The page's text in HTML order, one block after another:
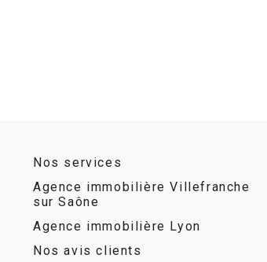
Nos services
Agence immobilière Villefranche
sur Saône
Agence immobilière Lyon
Nos avis clients